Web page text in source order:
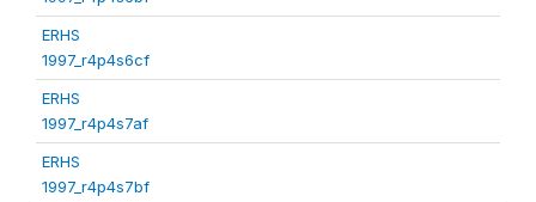
ERHS
1997_r4p4s6cf
ERHS
1997_r4p4s7af
ERHS
1997_r4p4s7bf